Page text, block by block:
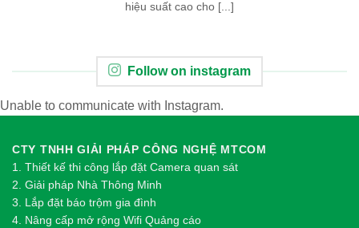
hiệu suất cao cho [...]
Follow on instagram
Unable to communicate with Instagram.
CTY TNHH GIẢI PHÁP CÔNG NGHỆ MTCOM
1. Thiết kế thi công lắp đặt Camera quan sát
2. Giải pháp Nhà Thông Minh
3. Lắp đặt báo trộm gia đình
4. Nâng cấp mở rộng Wifi Quảng cáo